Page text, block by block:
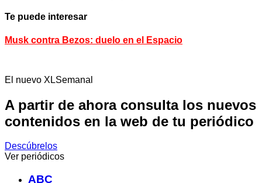
Te puede interesar
Musk contra Bezos: duelo en el Espacio
El nuevo XLSemanal
A partir de ahora consulta los nuevos
contenidos en la web de tu periódico
Descúbrelos
Ver periódicos
ABC